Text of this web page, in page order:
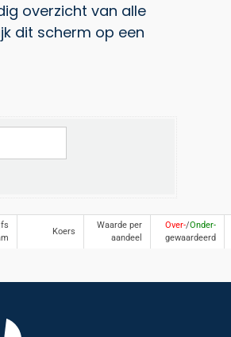
overzicht van alle
dit scherm op een
Koers
Waarde per
aandeel
Over-/Onder-
gewaardeerd